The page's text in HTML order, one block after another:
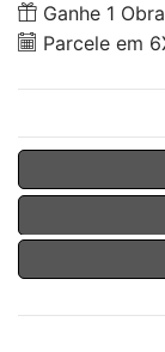
Ganhe 1
Parcele em